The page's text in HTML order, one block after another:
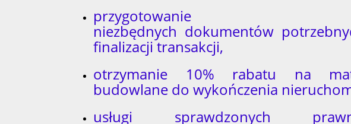
przygotowanie
niezbędnych dokumentów
finalizacji transakcji,
otrzymanie 10% rabatu na
budowlane do wykończenia
usługi sprawdzonych